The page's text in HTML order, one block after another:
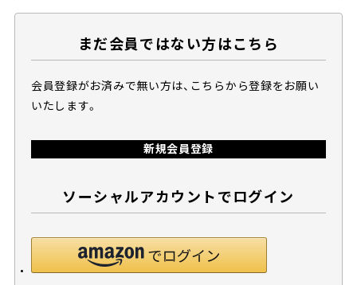
まだ会員ではない方はこちら
会員登録がお済みで無い方は、こちらから登録をお願い
いたします。
新規会員登録
ソーシャルアカウントでログイン